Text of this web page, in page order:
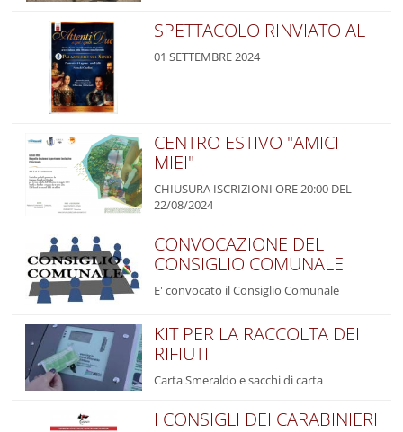
SPETTACOLO RINVIATO AL
01 SETTEMBRE 2024
CENTRO ESTIVO "AMICI
MIEI"
CHIUSURA ISCRIZIONI ORE 20:00 DEL
22/08/2024
CONVOCAZIONE DEL
CONSIGLIO COMUNALE
E' convocato il Consiglio Comunale
KIT PER LA RACCOLTA DEI
RIFIUTI
Carta Smeraldo e sacchi di carta
I CONSIGLI DEI CARABINIERI